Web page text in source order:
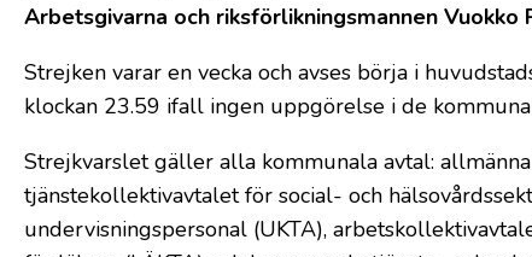
Arbetsgivarna och riksförlikningsmannen Vuokko
Strejken varar en vecka och avses börja i
klockan 23.59 ifall ingen uppgörelse i de
Strejkvarslet gäller alla kommunala avtal:
tjänstekollektivavtalet för social- och
undervisningspersonal (UKTA),